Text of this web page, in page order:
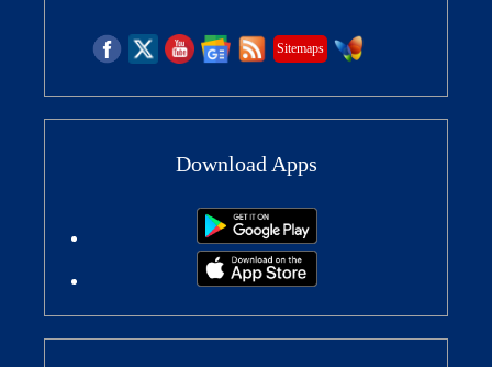
Sitemaps
Download Apps